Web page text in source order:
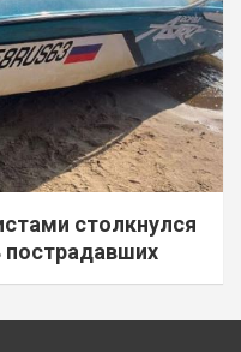
столкнулся
пострадавших